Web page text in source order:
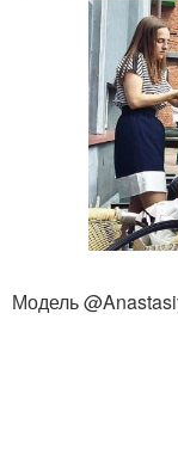
Модель